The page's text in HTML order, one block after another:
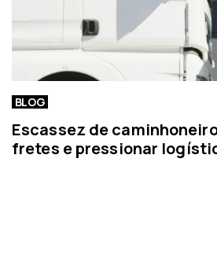
BLOG
Escassez de
fretes e pressionar